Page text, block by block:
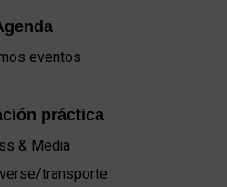
eventos
práctica
& Media
transporte